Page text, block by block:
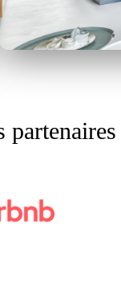
partenaires